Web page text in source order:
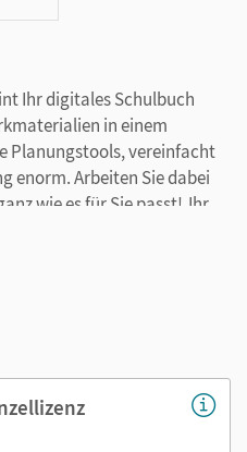
Ihr digitales Schulbuch
in einem
Planungstools, vereinfacht
enorm. Arbeiten Sie dabei
wie es für Sie passt! Ihr